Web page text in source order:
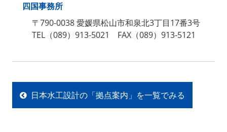
四国事務所
〒790‐0038 愛媛県松山市和泉北3丁目17番3号
TEL（089）913‐5021 FAX（089）913‐5121
日本水工設計の「拠点案内」を一覧でみる